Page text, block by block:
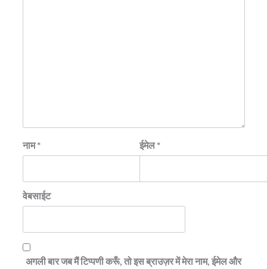
नाम* ईमेल*
वेबसाईट
अगली बार जब मैं टिप्पणी करूँ, तो इस ब्राउज़र में मेरा नाम, ईमेल और